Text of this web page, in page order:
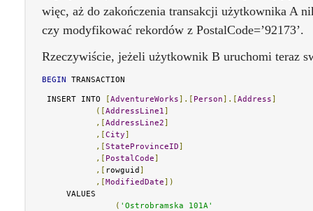
więc, aż do zakończenia transakcji użytkownika A
czy modyfikować rekordów z PostalCode=’92173’.
Rzeczywiście, jeżeli użytkownik B uruchomi teraz
BEGIN TRANSACTION
INSERT INTO [AdventureWorks].[ Person].[Address]
([AddressLine1]
,[AddressLine2]
,[City]
,[StateProvinceID]
,[ PostalCode]
,[ rowguid ]
,[ModifiedDate])
VALUES
( 'Ostrobramska 101A'